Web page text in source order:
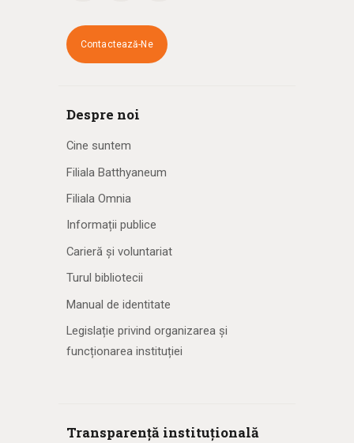
Contactează-Ne
Despre noi
Cine suntem
Filiala Batthyaneum
Filiala Omnia
Informații publice
Carieră și voluntariat
Turul bibliotecii
Manual de identitate
Legislație privind organizarea și
funcționarea instituției
Transparență instituțională